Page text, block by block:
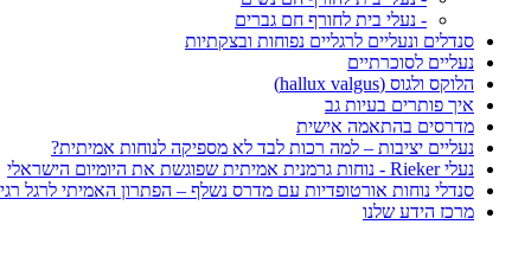
- נעלי בית לחורף חם גברים
סנדלים ונעליים לרגליים נפוחות ובצקתיות
נעליים לסוכרתיים
הלוקס ולגוס (hallux valgus)
איך פותרים בעיות גב
מדרסים בהתאמה אישית
נעליים יציבות – למה רכות לבד לא מספיקה לנוחות אמיתית?
נעלי Rieker - נוחות גרמנית אמיתית שפוגשת את היומיום הישראלי
סנדלי נוחות אורטופדיות עם מדרס נשלף – הפתרון האמיתי לרגל
מרכז הידע שלנו